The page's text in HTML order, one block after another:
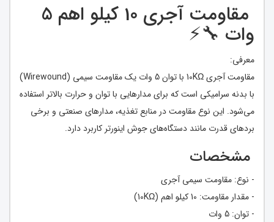
مقاومت آجری 10 کیلو اهم 5
وات 🔧⚡
معرفی:
مقاومت آجری 10KΩ با توان 5 وات یک مقاومت سیمی (Wirewound)
با بدنه سرامیکی است که برای مدارهایی با توان و حرارت بالاتر استفاده
می‌شود. این نوع مقاومت در منابع تغذیه، مدارهای صنعتی و برخی
بردهای قدرت مانند دستگاه‌های جوش اینورتر کاربرد دارد.
مشخصات
- نوع: مقاومت سیمی آجری
- مقدار مقاومت: 10 کیلو اهم (10KΩ)
- توان: 5 وات